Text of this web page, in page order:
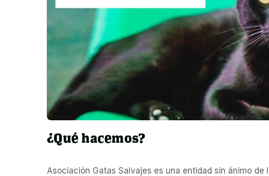
¿Qué hacemos?
Asociación Gatas Salvajes es una entidad sin ánimo